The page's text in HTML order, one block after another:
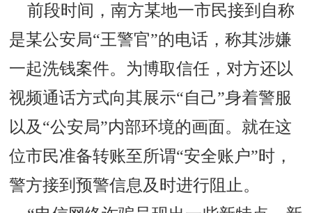
前段时间，南方某地一市民接到自称
是某公安局“王警官”的电话，称其涉嫌
一起洗钱案件。为博取信任，对方还以
视频通话方式向其展示“自己”身着警服
以及“公安局”内部环境的画面。就在这
位市民准备转账至所谓“安全账户”时，
警方接到预警信息及时进行阻止。